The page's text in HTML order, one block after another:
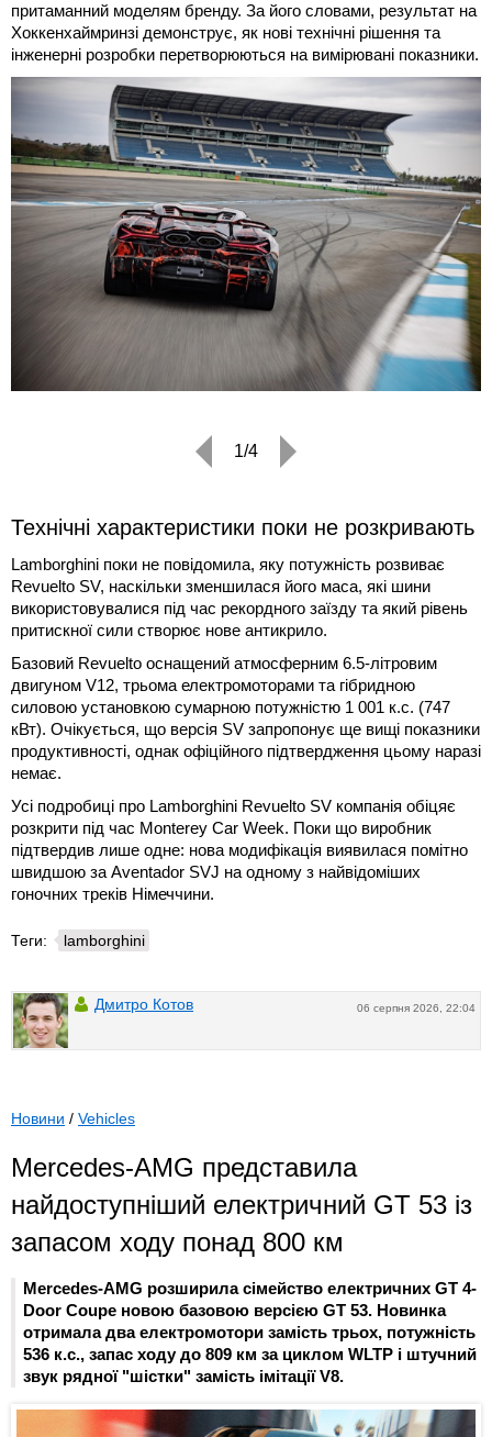
притаманний моделям бренду. За його словами, результат на
Хоккенхаймринзі демонструє, як нові технічні рішення та
інженерні розробки перетворюються на вимірювані показники.
1/4
Технічні характеристики поки не розкривають
Lamborghini поки не повідомила, яку потужність розвиває
Revuelto SV, наскільки зменшилася його маса, які шини
використовувалися під час рекордного заїзду та який рівень
притискної сили створює нове антикрило.
Базовий Revuelto оснащений атмосферним 6.5-літровим
двигуном V12, трьома електромоторами та гібридною
силовою установкою сумарною потужністю 1 001 к.с. (747
кВт). Очікується, що версія SV запропонує ще вищі показники
продуктивності, однак офіційного підтвердження цьому наразі
немає.
Усі подробиці про Lamborghini Revuelto SV компанія обіцяє
розкрити під час Monterey Car Week. Поки що виробник
підтвердив лише одне: нова модифікація виявилася помітно
швидшою за Aventador SVJ на одному з найвідоміших
гоночних треків Німеччини.
Теги: lamborghini
06 серпня 2026, 22:04
Дмитро Котов
Новини / Vehicles
Mercedes-AMG представила
найдоступніший електричний GT 53 із
запасом ходу понад 800 км
Mercedes-AMG розширила сімейство електричних GT 4-
Door Coupe новою базовою версією GT 53. Новинка
отримала два електромотори замість трьох, потужність
536 к.с., запас ходу до 809 км за циклом WLTP і штучний
звук рядної "шістки" замість імітації V8.